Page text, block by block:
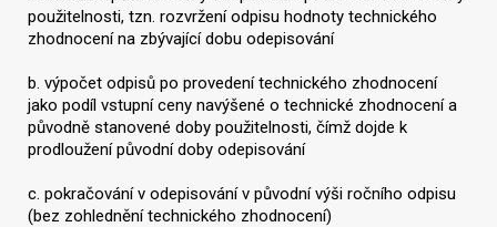
použitelnosti, tzn. rozvržení odpisu hodnoty technického
zhodnocení na zbývající dobu odepisování
b. výpočet odpisů po provedení technického zhodnocení
jako podíl vstupní ceny navýšené o technické zhodnocení a
původně stanovené doby použitelnosti, čímž dojde k
prodloužení původní doby odepisování
c. pokračování v odepisování v původní výši ročního odpisu
(bez zohlednění technického zhodnocení)